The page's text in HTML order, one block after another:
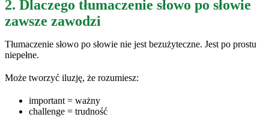
2. Dlaczego tłumaczenie słowo po słowie
zawsze zawodzi
Tłumaczenie słowo po słowie nie jest bezużyteczne. Jest po prostu
niepełne.
Może tworzyć iluzję, że rozumiesz:
important = ważny
challenge = trudność